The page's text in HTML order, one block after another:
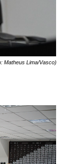
Matheus Lima/Vasco)